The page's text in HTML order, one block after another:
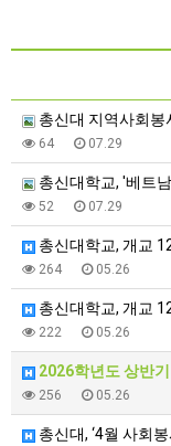
총신대 지역사회
64 07.29
총신대학교, '베트
52 07.29
총신대학교, 개교
264 05.26
총신대학교, 개교
222 05.26
2026학년도 상반
256 05.26
총신대, ‘4월 사회